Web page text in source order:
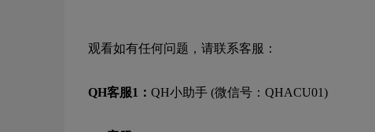
观看如有任何问题，请联系客服：
QH客服1： QH小助手 (微信号：QHACU01)